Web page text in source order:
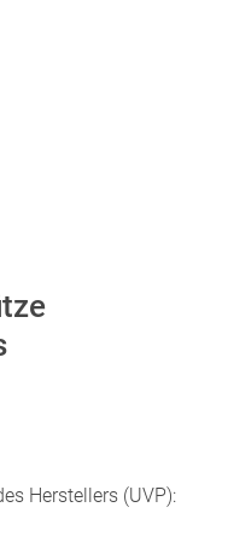
Herstellers (UVP):